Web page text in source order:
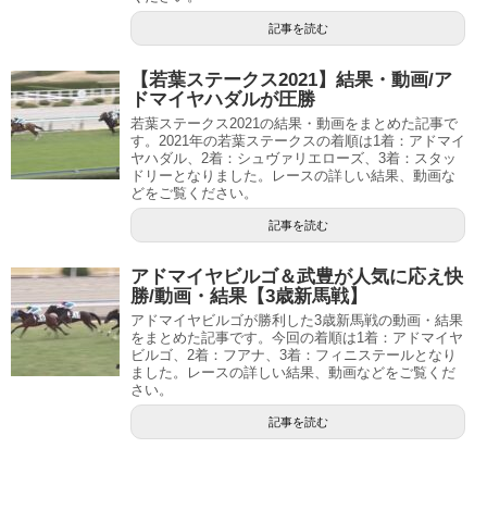
記事を読む
【若葉ステークス2021】結果・動画/ア
ドマイヤハダルが圧勝
若葉ステークス2021の結果・動画をまとめた記事で
す。2021年の若葉ステークスの着順は1着：アドマイ
ヤハダル、2着：シュヴァリエローズ、3着：スタッ
ドリーとなりました。レースの詳しい結果、動画な
どをご覧ください。
記事を読む
アドマイヤビルゴ＆武豊が人気に応え快
勝/動画・結果【3歳新馬戦】
アドマイヤビルゴが勝利した3歳新馬戦の動画・結果
をまとめた記事です。今回の着順は1着：アドマイヤ
ビルゴ、2着：フアナ、3着：フィニステールとなり
ました。レースの詳しい結果、動画などをご覧くだ
さい。
記事を読む